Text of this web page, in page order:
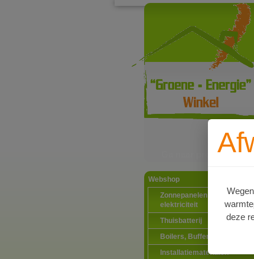
Ga naar
Webshop
Zonnepanelen PV-systemen
elektriciteit
Thuisbatterij
Boilers, Buffervaten en
Installatiematerialen
deze